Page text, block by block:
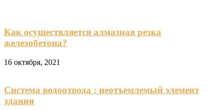
Как осуществляется алмазная резка
железобетона?
16 октября, 2021
Система водоотвода : неотъемлемый элемент
здания